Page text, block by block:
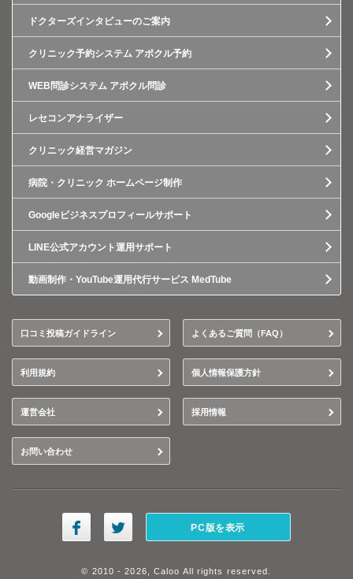
ドクターズインタビューのご案内
クリニック予約システム アポクル予約
WEB問診システム アポクル問診
レセコンアナライザー
クリニック経営マガジン
病院・クリニック ホームページ制作
Googleビジネスプロフィールサポート
LINE公式アカウント運用サポート
動画制作・YouTube運用代行サービス MedTube
口コミ投稿ガイドライン よくあるご質問（FAQ）
利用規約 個人情報保護方針
運営会社 採用情報
お問い合わせ
PC版を表示
© 2010 - 2026, Caloo All rights reserved.